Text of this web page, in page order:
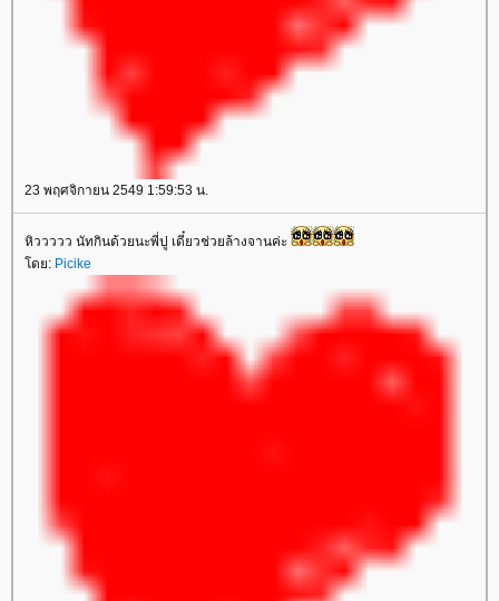
23 พฤศจิกายน 2549 1:59:53 น.
หิววววว นัทกินด้วยนะพี่ปู เดี๋ยวช่วยล้างจานค่ะ
ดย: Picike